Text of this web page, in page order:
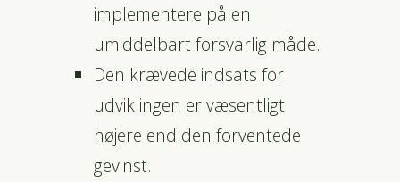
implementere på en
umiddelbart forsvarlig måde.
Den krævede indsats for
udviklingen er væsentligt
højere end den forventede
gevinst.